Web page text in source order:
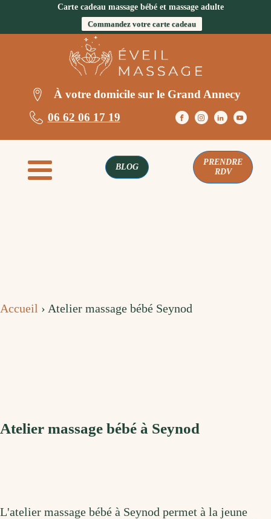
Carte cadeau massage bébé et massage adulte
Commandez votre carte cadeau
À votre domicile sur le Grand Annecy
06 62 06 17 19
BLOG
PRENDRE
RDV
Accueil › Atelier massage bébé Seynod
Atelier massage bébé à Seynod
L'atelier massage bébé à Seynod permet à la jeune